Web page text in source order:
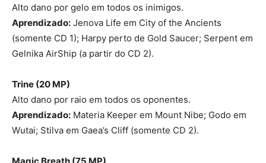
Alto dano por gelo em todos os inimigos.
Aprendizado: Jenova Life em City of the Ancients
(somente CD 1); Harpy perto de Gold Saucer; Serpent em
Gelnika AirShip (a partir do CD 2).
Trine (20 MP)
Alto dano por raio em todos os oponentes.
Aprendizado: Materia Keeper em Mount Nibe; Godo em
Wutai; Stilva em Gaea’s Cliff (somente CD 2).